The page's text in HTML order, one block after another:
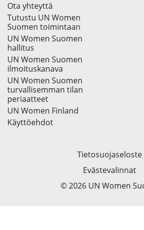
Ota yhteyttä
Tutustu UN Women
Suomen toimintaan
UN Women Suomen
hallitus
UN Women Suomen
ilmoituskanava
UN Women Suomen
turvallisemman tilan
periaatteet
UN Women Finland
Käyttöehdot
Tietosuojaseloste
Evästevalinnat
© 2026 UN Women